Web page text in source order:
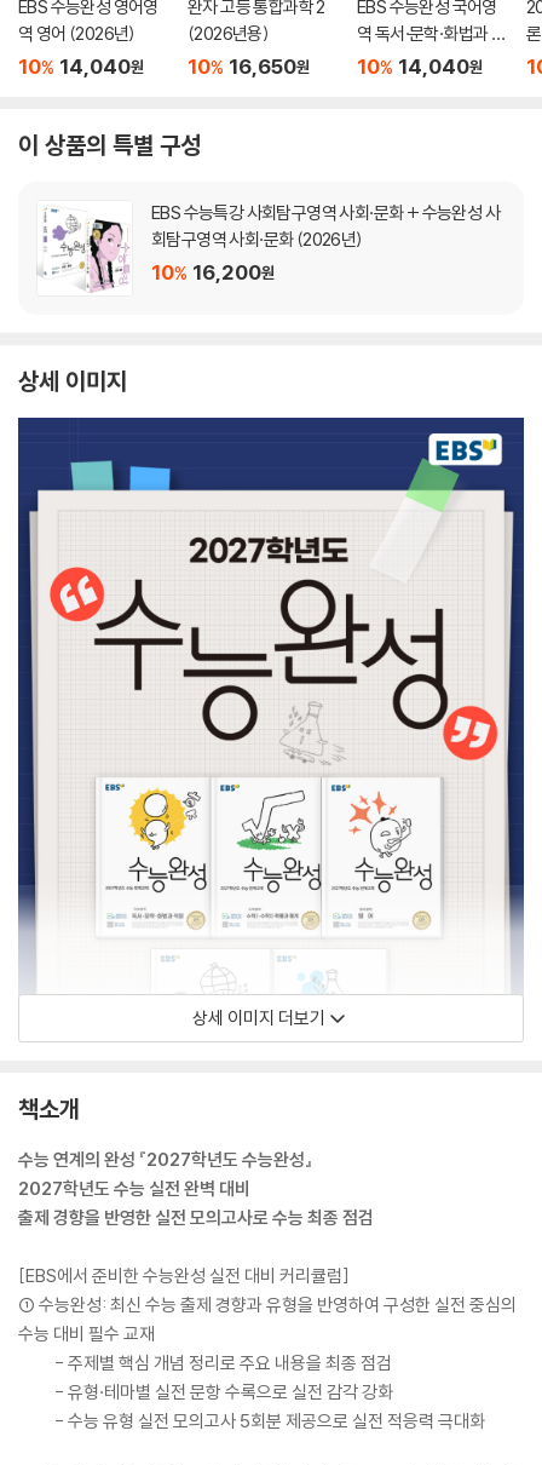
EBS 수능완성 영어영
역 영어 (2026년)
10% 14,040원
완자 고등 통합과학 2
(2026년용)
10% 16,650원
EBS 수능완성 국어영
역 독서·문학·화법과 작
문 (2026년)
10% 14,040원
(
이 상품의 특별 구성
EBS 수능특강 사회탐구영역 사회·문화 + 수능완성 사
회탐구영역 사회·문화 (2026년)
10% 16,200원
상세 이미지
상세 이미지 더보기
책소개
수능 연계의 완성 『2027학년도 수능완성』
2027학년도 수능 실전 완벽 대비
출제 경향을 반영한 실전 모의고사로 수능 최종 점검
[EBS에서 준비한 수능완성 실전 대비 커리큘럼]
① 수능완성: 최신 수능 출제 경향과 유형을 반영하여 구성한 실전 중심의
수능 대비 필수 교재
- 주제별 핵심 개념 정리로 주요 내용을 최종 점검
- 유형·테마별 실전 문항 수록으로 실전 감각 강화
- 수능 유형 실전 모의고사 5회분 제공으로 실전 적응력 극대화